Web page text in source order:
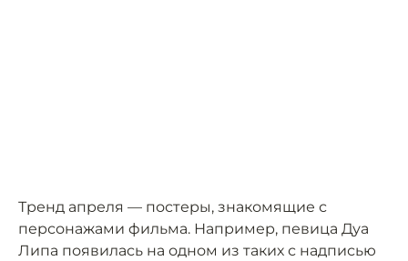
Тренд апреля — постеры, знакомящие с
персонажами фильма. Например, певица Дуа
Липа появилась на одном из таких с надписью